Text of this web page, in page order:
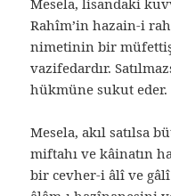
Mesela, lisandaki
Rahîm’in hazain-i
nimetinin bir
vazifedardır.
hükmüne sukut eder.
Mesela, akıl satılsa
miftahı ve kâinatın
bir cevher-i âlî ve